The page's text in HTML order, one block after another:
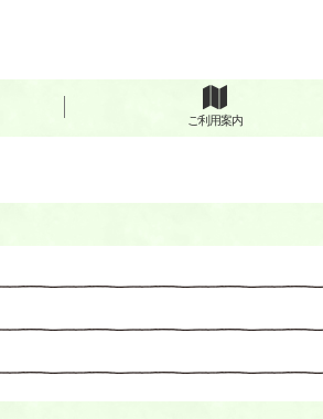
ご利用案内